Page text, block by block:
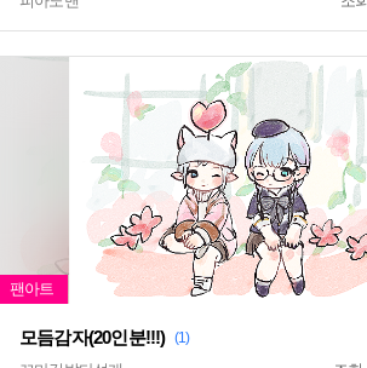
모듬감자(20인분!!!) (1)